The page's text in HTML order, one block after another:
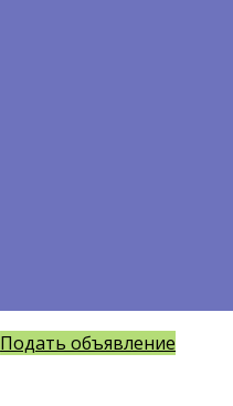
Подать объявление